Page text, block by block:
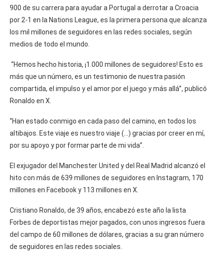
900 de su carrera para ayudar a Portugal a derrotar a Croacia
por 2-1 en la Nations League, es la primera persona que alcanza
los mil millones de seguidores en las redes sociales, según
medios de todo el mundo.
“Hemos hecho historia, ¡1.000 millones de seguidores! Esto es
más que un número, es un testimonio de nuestra pasión
compartida, el impulso y el amor por el juego y más allá”, publicó
Ronaldo en X.
“Han estado conmigo en cada paso del camino, en todos los
altibajos. Este viaje es nuestro viaje (…) gracias por creer en mí,
por su apoyo y por formar parte de mi vida”.
El exjugador del Manchester United y del Real Madrid alcanzó el
hito con más de 639 millones de seguidores en Instagram, 170
millones en Facebook y 113 millones en X.
Cristiano Ronaldo, de 39 años, encabezó este año la lista
Forbes de deportistas mejor pagados, con unos ingresos fuera
del campo de 60 millones de dólares, gracias a su gran número
de seguidores en las redes sociales.